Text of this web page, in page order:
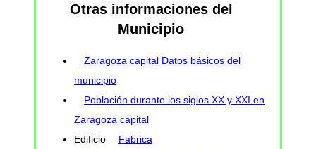
Otras informaciones del
Municipio
Zaragoza capital Datos básicos del
municipio
Población durante los siglos XX y XXI en
Zaragoza capital
Edificio
Fabrica